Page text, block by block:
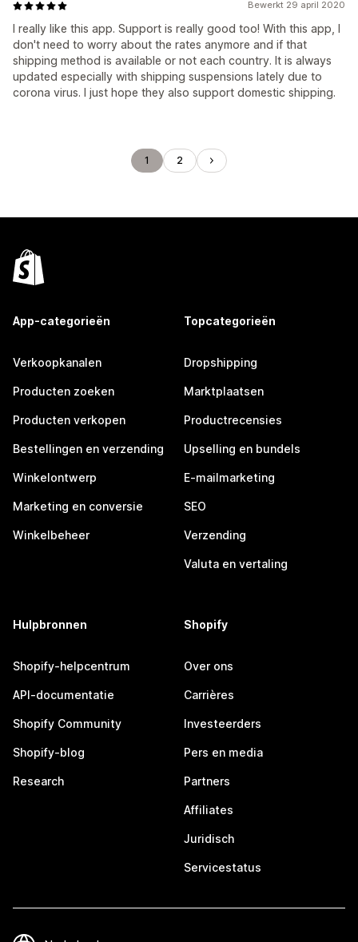
Bewerkt 29 april 2020
I really like this app. Support is really good too! With this app, I
don't need to worry about the rates anymore and if that
shipping method is available or not each country. It is always
updated especially with shipping suspensions lately due to
corona virus. I just hope they also support domestic shipping.
1 2
App-categorieën
Verkoopkanalen
Producten zoeken
Producten verkopen
Bestellingen en verzending
Winkelontwerp
Marketing en conversie
Winkelbeheer
Topcategorieën
Dropshipping
Marktplaatsen
Productrecensies
Upselling en bundels
E-mailmarketing
SEO
Verzending
Valuta en vertaling
Hulpbronnen
Shopify-helpcentrum
API-documentatie
Shopify Community
Shopify-blog
Research
Shopify
Over ons
Carrières
Investeerders
Pers en media
Partners
Affiliates
Juridisch
Servicestatus